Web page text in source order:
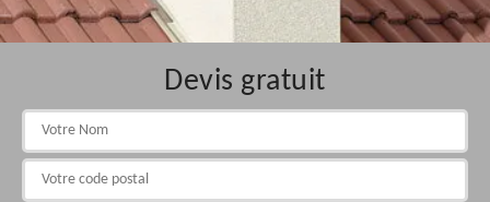
Devis gratuit